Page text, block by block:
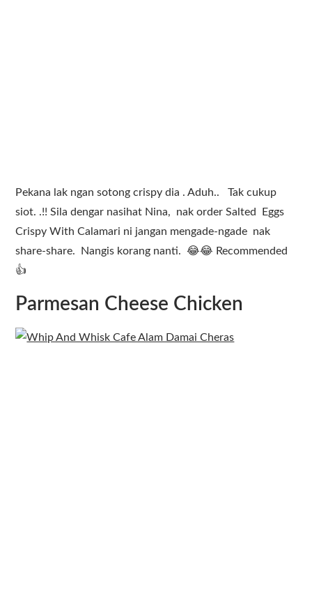
Pekana lak ngan sotong crispy dia . Aduh.. Tak cukup
siot. .!! Sila dengar nasihat Nina, nak order Salted Eggs
Crispy With Calamari ni jangan mengade-ngade nak
share-share. Nangis korang nanti. 😂😂 Recommended
👍
Parmesan Cheese Chicken